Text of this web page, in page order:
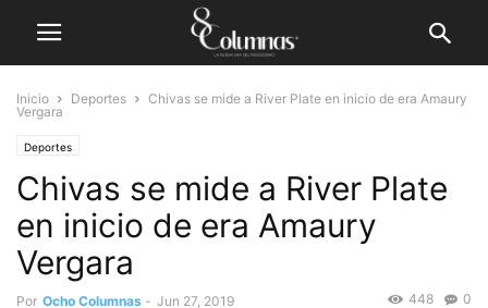
Inicio Deportes
Chivas se mide a River Plate en inicio de era Amaury
Vergara
Deportes
Chivas se mide a River Plate
en inicio de era Amaury
Vergara
Por Ocho Columnas - Jun 27, 2019 0
448